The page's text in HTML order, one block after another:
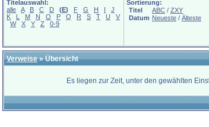
Titelauswahl:
alle
A B C D (E) F G H I
J
K
L M N O P Q R S T U
V
W
X Y Z 0-9
Sortierung:
Titel
ABC / ZXY
Datum Neueste / Älteste
Verweise» Übersicht
Es liegen zur Zeit, unter den gewählten